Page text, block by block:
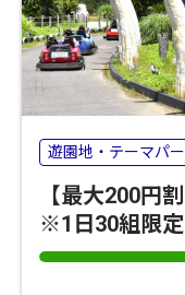
遊園地・テーマパ
【最大200円
※1日30組限定